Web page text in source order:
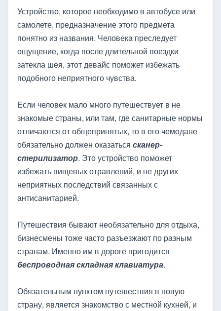
Устройство, которое необходимо в автобусе или
самолете, предназначение этого предмета
понятно из названия. Человека преследует
ощущение, когда после длительной поездки
затекла шея, этот девайс поможет избежать
подобного неприятного чувства.
Если человек мало много путешествует в не
знакомые страны, или там, где санитарные нормы
отличаются от общепринятых, то в его чемодане
обязательно должен оказаться сканер-
стерилизатор. Это устройство поможет
избежать пищевых отравлений, и не других
неприятных последствий связанных с
антисанитарией.
Путешествия бывают необязательно для отдыха,
бизнесмены тоже часто разъезжают по разным
странам. Именно им в дороге пригодится
беспроводная складная клавиатура.
Обязательным пунктом путешествия в новую
страну, является знакомство с местной кухней, и